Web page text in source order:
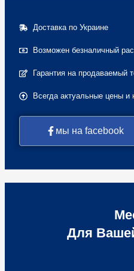
Доставка по Украине
Возможен безналичный
Гарантия на продаваемый
Всегда актуальные цены и
мы на facebook
Для